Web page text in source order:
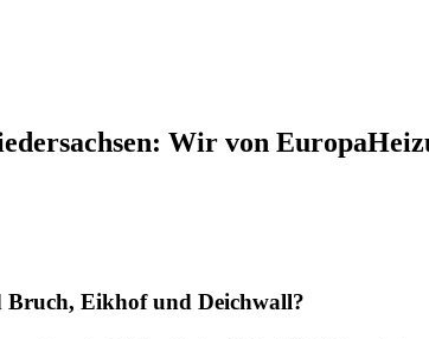
Wir von
Bruch, Eikhof und Deichwall?